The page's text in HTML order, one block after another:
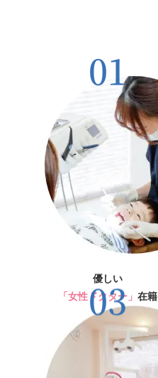
優しい
「⼥性ドクター」 在籍